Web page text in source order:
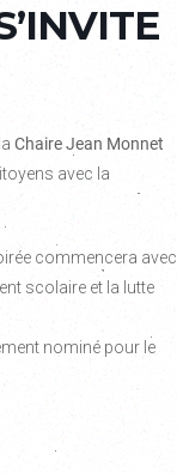
Chaire Jean Monnet
avec la
commencera avec
scolaire et la lutte
nominé pour le